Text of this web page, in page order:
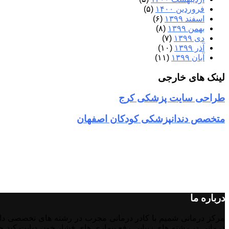
فروردین ۱۴۰۰
(۵)
اسفند ۱۳۹۹
(۶)
بهمن ۱۳۹۹
(۸)
دی ۱۳۹۹
(۷)
آذر ۱۳۹۹
(۱۰)
آبان ۱۳۹۹
(۱۱)
لینک های خارجی
طراحی سایت پزشکی کرج
متخصص دندانپزشکی کودکان اصفهان
درباره ما